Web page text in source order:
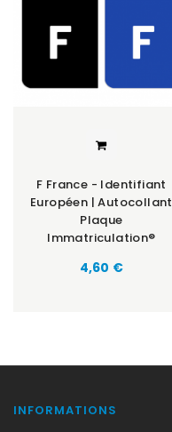
F France - Identifiant
Européen | Autocollant
Plaque
Immatriculation®
Prix
4,60 €
INFORMATIONS